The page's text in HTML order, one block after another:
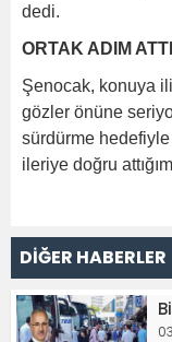
dedi.
ORTAK ADIM
Şenocak, konuya
gözler önüne
sürdürme
ileriye doğru
DİĞER HABERLER